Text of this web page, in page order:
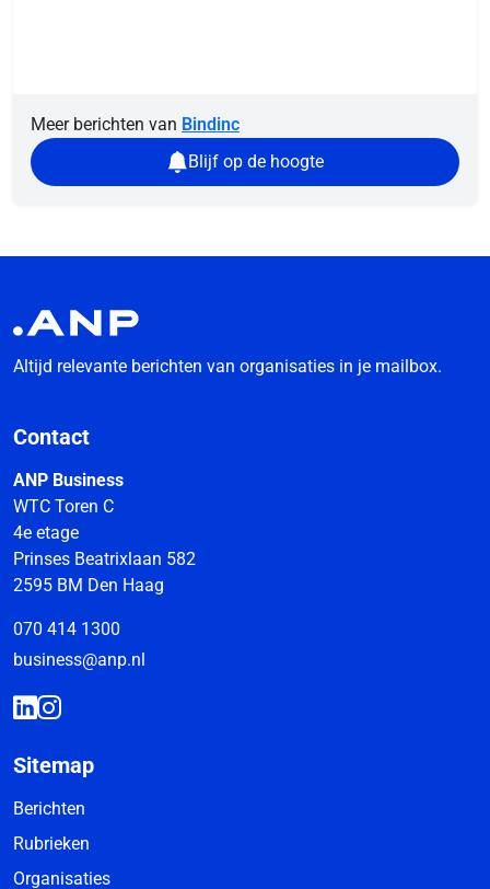
Meer berichten van Bindinc
Blijf op de hoogte
Altijd relevante berichten van organisaties in je mailbox.
Contact
ANP Business
WTC Toren C
4e etage
Prinses Beatrixlaan 582
2595 BM Den Haag
070 414 1300
business@anp.nl
Sitemap
Berichten
Rubrieken
Organisaties